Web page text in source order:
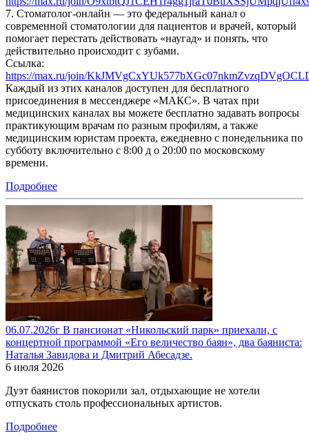
7. Стоматолог-онлайн — это федеральный канал о
современной стоматологии для пациентов и врачей, который
помогает перестать действовать «наугад» и понять, что
действительно происходит с зубами.
Ссылка:
https://max.ru/join/
Каждый из этих каналов доступен для бесплатного
присоединения в мессенджере «МАКС». В чатах при
медицинских каналах вы можете бесплатно задавать вопросы
практикующим врачам по разным профилям, а также
медицинским юристам проекта, ежедневно с понедельника по
субботу включительно с 8:00 д о 20:00 по московскому
времени.
Подробнее
06.07.2026г В пансионат «Никольский парк» приехали, с
концертной программой «Его величество баян», два баяниста:
Наталья Завидова и Дмитрий Абесадзе.
6 июля 2026
Дуэт баянистов покорили зал, отдыхающие не хотели
отпускать столь профессиональных артистов.
Подробнее